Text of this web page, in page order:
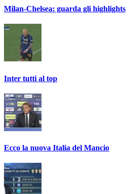
Milan-Chelsea: guarda gli highlights
Inter tutti al top
Ecco la nuova Italia del Mancio